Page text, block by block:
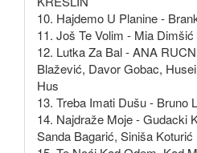
10. Hajdemo U Planine -
11. Još Te Volim - Mia Dimšić
12. Lutka Za Bal - ANA
Blažević, Davor Gobac,
Hus
13. Treba Imati Dušu - Bruno
14. Najdraže Moje - Gudacki
Sanda Bagarić, Siniša Koturić